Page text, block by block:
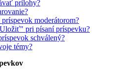
prílohy?
moderátorom?
pri písaní príspevku?
schválený?
témy?